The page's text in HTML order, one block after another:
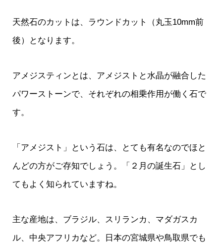
天然石のカットは、ラウンドカット（丸玉10mm前
後）となります。
アメジスティンとは、アメジストと水晶が融合した
パワーストーンで、それぞれの相乗作用が働く石で
す。
「アメジスト」という石は、とても有名なのでほと
んどの方がご存知でしょう。「２月の誕生石」とし
てもよく知られていますね。
主な産地は、ブラジル、スリランカ、マダガスカ
ル、中央アフリカなど。日本の宮城県や鳥取県でも